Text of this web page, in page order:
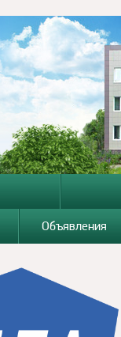
Объявления